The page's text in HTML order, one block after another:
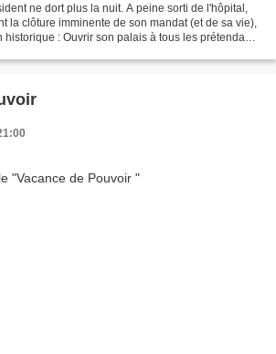
ne dort plus la nuit. A peine sorti de l'hôpital,
la clôture imminente de son mandat (et de sa vie),
: Ouvrir son palais à tous les prétendants